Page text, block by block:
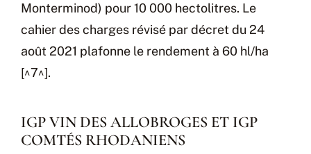
Monterminod) pour 10 000 hectolitres. Le
cahier des charges révisé par décret du 24
août 2021 plafonne le rendement à 60 hl/ha
[^7^].
IGP VIN DES ALLOBROGES ET IGP
COMTÉS RHODANIENS